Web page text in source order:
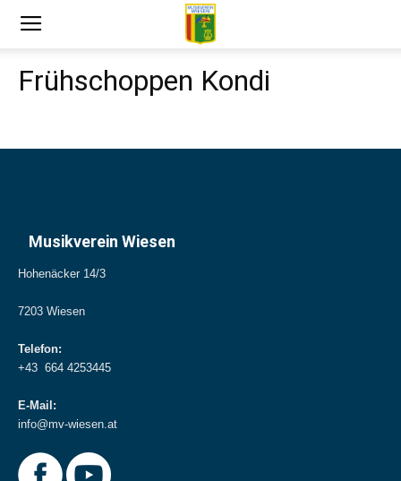
Frühschoppen Kondi
Musikverein Wiesen
Hohenäcker 14/3
7203 Wiesen
Telefon:
+43 664 4253445
E-Mail:
info@mv-wiesen.at